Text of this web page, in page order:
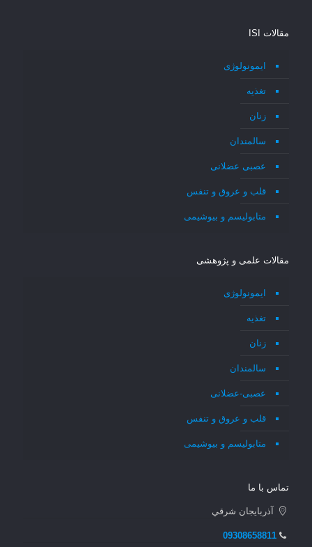
مقالات ISI
ایمونولوژی
تغذیه
زنان
سالمندان
عصبی عضلانی
قلب و عروق و تنفس
متابولیسم و بیوشیمی
مقالات علمی و پژوهشی
ایمونولوژی
تغذیه
زنان
سالمندان
عصبی-عضلانی
قلب و عروق و تنفس
متابولیسم و بیوشیمی
تماس با ما
آذربايجان شرقي
09308658811